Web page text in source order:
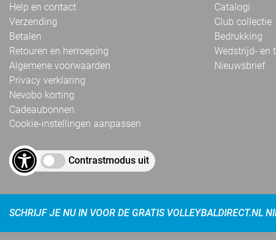
Help en contact
Verzending
Betalen
Retouren en herroeping
Algemene voorwaarden
Privacy verklaring
Nevobo korting
Cadeaubonnen
Cookie-instellingen aanpassen
Contrastmodus uit
Catalogi
Club collectie
Bedrukking
Wedstrijd- en
Nieuwsbrief
SCHRIJF JE NU IN VOOR DE GRATIS VOLLEYBALDIRECT.NL